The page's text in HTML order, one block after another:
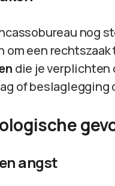
nog
om een
die je verplichten
of beslaglegging
angst